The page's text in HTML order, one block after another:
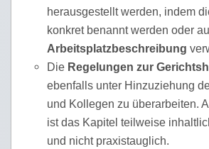
herausgestellt werden, indem
konkret benannt werden oder
Arbeitsplatzbeschreibung
Die Regelungen zur
ebenfalls unter Hinzuziehung
und Kollegen zu überarbeiten.
ist das Kapitel teilweise
und nicht praxistauglich.